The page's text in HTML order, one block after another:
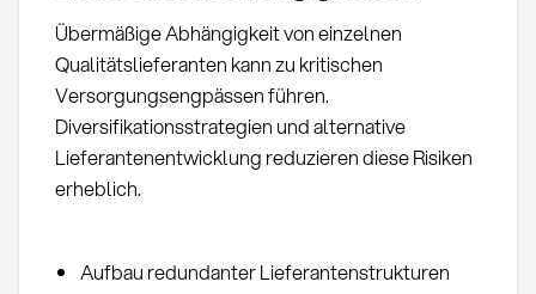
Übermäßige Abhängigkeit von einzelnen
Qualitätslieferanten kann zu kritischen
Versorgungsengpässen führen.
Diversifikationsstrategien und alternative
Lieferantenentwicklung reduzieren diese Risiken
erheblich.
Aufbau redundanter Lieferantenstrukturen